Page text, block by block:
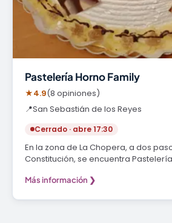
Pastelería Horno Family
★4.9(8 opiniones)
📍San Sebastián de los Reyes
Cerrado · abre 17:30
En la zona de La Chopera, a dos
Constitución, se encuentra
Más información ❯